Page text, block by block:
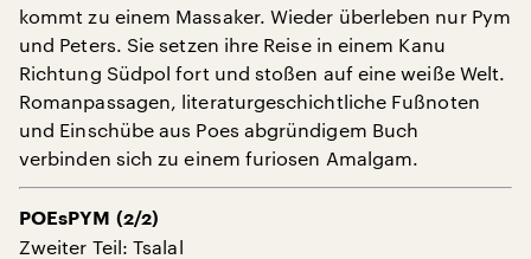
kommt zu einem Massaker. Wieder überleben nur Pym
und Peters. Sie setzen ihre Reise in einem Kanu
Richtung Südpol fort und stoßen auf eine weiße Welt.
Romanpassagen, literaturgeschichtliche Fußnoten
und Einschübe aus Poes abgründigem Buch
verbinden sich zu einem furiosen Amalgam.
POEsPYM (2/2)
Zweiter Teil: Tsalal